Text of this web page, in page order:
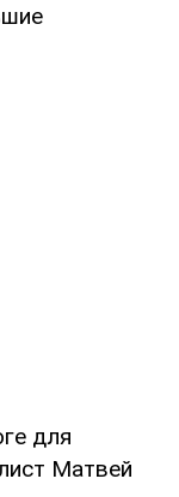
для
Матвей